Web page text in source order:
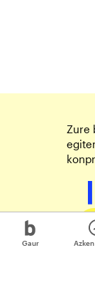
Gaur
Zure